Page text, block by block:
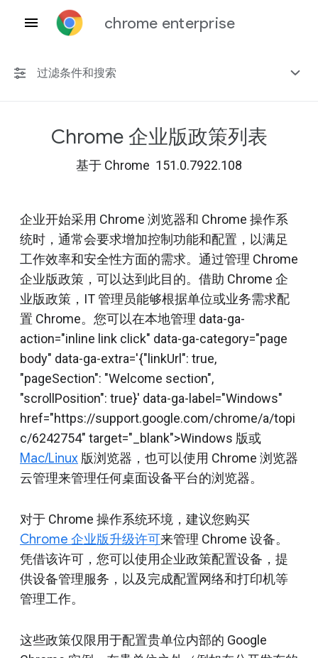
chrome enterprise
过滤条件和搜索
任何平台
Chrome 151
包括已弃用的政策
Chrome 企业版政策列表
基于 Chrome 151.0.7922.108
企业开始采用 Chrome 浏览器和 Chrome 操作系
统时，通常会要求增加控制功能和配置，以满足
工作效率和安全性方面的需求。通过管理 Chrome
企业版政策，可以达到此目的。借助 Chrome 企
业版政策，IT 管理员能够根据单位或业务需求配
置 Chrome。您可以在本地管理 data-ga-
action="inline link click" data-ga-category="page
body" data-ga-extra='{"linkUrl": true,
"pageSection": "Welcome section",
"scrollPosition": true}' data-ga-label="Windows"
href="https://support.google.com/chrome/a/topi
c/6242754" target="_blank">Windows 版或
Mac/Linux 版浏览器，也可以使用 Chrome 浏览器
云管理来管理任何桌面设备平台的浏览器。
对于 Chrome 操作系统环境，建议您购买
Chrome 企业版升级许可来管理 Chrome 设备。
凭借该许可，您可以使用企业政策配置设备，提
供设备管理服务，以及完成配置网络和打印机等
管理工作。
这些政策仅限用于配置贵单位内部的 Google